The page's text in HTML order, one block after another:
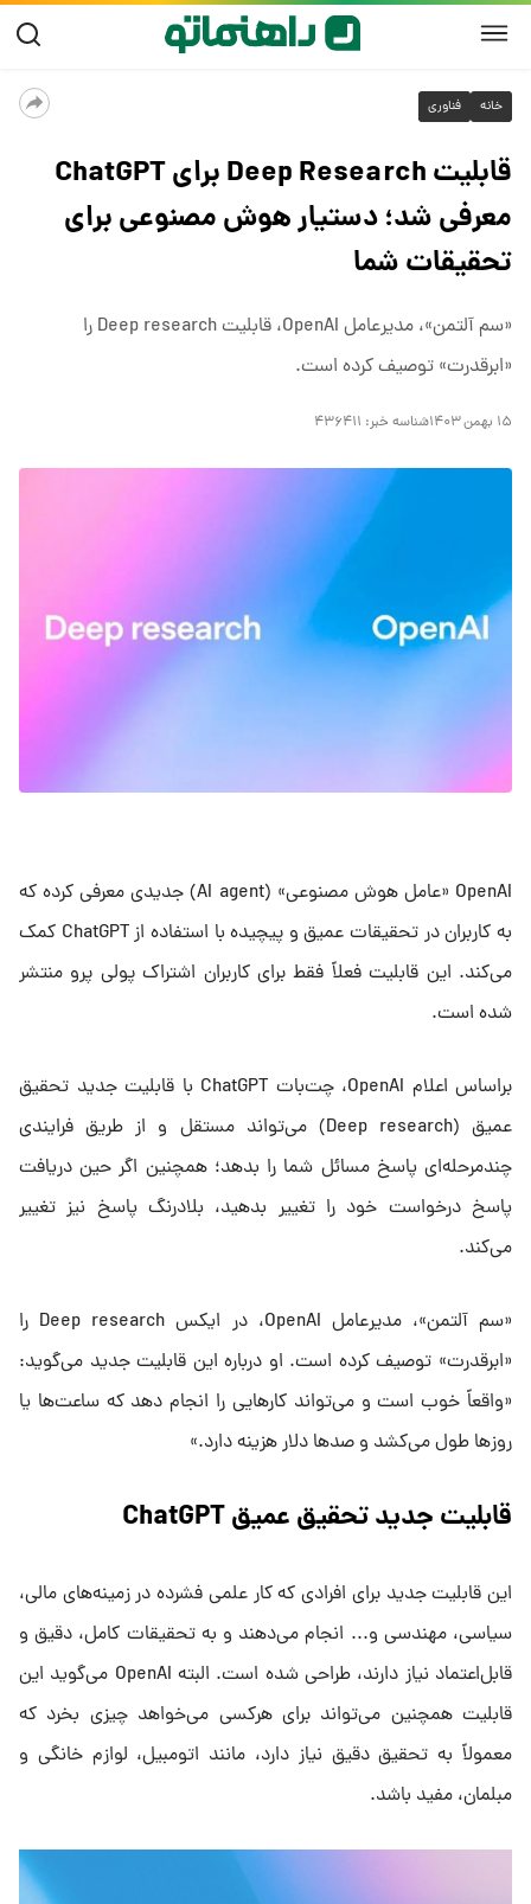
خانه فناوری
قابلیت Deep Research برای ChatGPT
معرفی شد؛ دستیار هوش مصنوعی برای
تحقیقات شما
«سم آلتمن»، مدیرعامل OpenAI، قابلیت Deep research را
«ابرقدرت» توصیف کرده است.
۱۵ بهمن ۱۴۰۳ شناسه خبر: ۴۳۶۴۱۱
OpenAI «عامل هوش مصنوعی» (AI agent) جدیدی معرفی کرده که
به کاربران در تحقیقات عمیق و پیچیده با استفاده از ChatGPT کمک
می‌کند. این قابلیت فعلاً فقط برای کاربران اشتراک پولی پرو منتشر
شده است.
براساس اعلام OpenAI، چت‌بات ChatGPT با قابلیت جدید تحقیق
عمیق (Deep research) می‌تواند مستقل و از طریق فرایندی
چندمرحله‌ای پاسخ مسائل شما را بدهد؛ همچنین اگر حین دریافت
پاسخ درخواست خود را تغییر بدهید، بلادرنگ پاسخ نیز تغییر
می‌کند.
«سم آلتمن»، مدیرعامل OpenAI، در ایکس Deep research را
«ابرقدرت» توصیف کرده است. او درباره این قابلیت جدید می‌گوید:
«واقعاً خوب است و می‌تواند کارهایی را انجام دهد که ساعت‌ها یا
روزها طول می‌کشد و صدها دلار هزینه دارد.»
قابلیت جدید تحقیق عمیق ChatGPT
این قابلیت جدید برای افرادی که کار علمی فشرده در زمینه‌های مالی،
سیاسی، مهندسی و... انجام می‌دهند و به تحقیقات کامل، دقیق و
قابل‌اعتماد نیاز دارند، طراحی شده است. البته OpenAI می‌گوید این
قابلیت همچنین می‌تواند برای هرکسی می‌خواهد چیزی بخرد که
معمولاً به تحقیق دقیق نیاز دارد، مانند اتومبیل، لوازم خانگی و
مبلمان، مفید باشد.